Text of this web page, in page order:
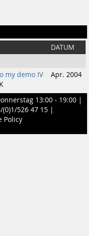
DATUM
my demo IV
Apr. 2004
13:00 - 19:00 |
(0)1/526 47 15 |
Policy